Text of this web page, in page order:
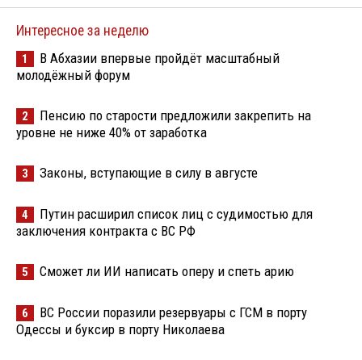
Интересное за неделю
1
В Абхазии впервые пройдёт масштабный
молодёжный форум
2
Пенсию по старости предложили закрепить на
уровне не ниже 40% от заработка
3 Законы, вступающие в силу в августе
4
Путин расширил список лиц с судимостью для
заключения контракта с ВС РФ
5 Сможет ли ИИ написать оперу и спеть арию
6
ВС России поразили резервуары с ГСМ в порту
Одессы и буксир в порту Николаева